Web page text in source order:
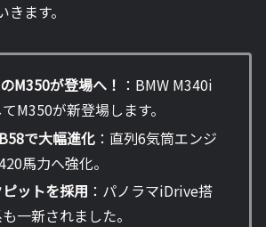
ます。
M350が登場へ！ ：BMW M340i
M350が新登場します。
で大幅進化 ：直列6気筒エンジ
馬力へ強化。
ットを採用 ：パノラマiDrive搭
一新されました。